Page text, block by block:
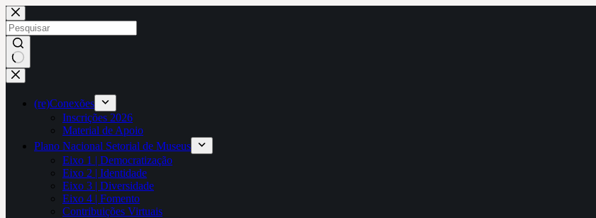
Pular
para
o
conteúdo
Sem
resultados
(re)Conexões
Inscrições 2026
Material de Apoio
Plano Nacional Setorial de Museus
Eixo 1 | Democratização
Eixo 2 | Identidade
Eixo 3 | Diversidade
Eixo 4 | Fomento
Contribuições Virtuais